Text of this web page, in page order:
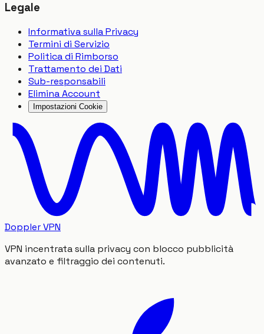
Legale
Informativa sulla Privacy
Termini di Servizio
Politica di Rimborso
Trattamento dei Dati
Sub-responsabili
Elimina Account
Impostazioni Cookie
Doppler VPN
VPN incentrata sulla privacy con blocco pubblicità
avanzato e filtraggio dei contenuti.